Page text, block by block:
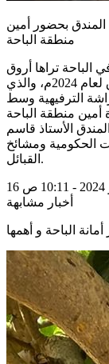
بحضور أمين
منطقة الباحة
، انطلق حفل مهرجان صيف محافظة ⁧‫المندق‬⁩ لعام 2024م، والذي
الترفيهية وسط
منطقة الباحة
الأستاذ قاسم
الحكومية ومشائخ
القبائل.
أخبار مشابهة
أمانة الباحة و أهمها